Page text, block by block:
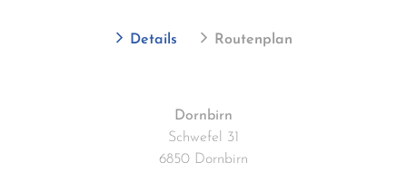
Details Routenplan
Dornbirn
Schwefel 31
6850 Dornbirn